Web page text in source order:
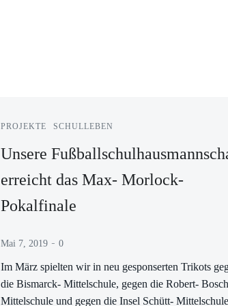
PROJEKTE SCHULLEBEN
Unsere
erreicht das Max- Morlock-
Pokalfinale
Mai 7, 2019 - 0
Im März spielten wir in neu gesponserten Trikots
die Bismarck- Mittelschule, gegen die Robert-
Mittelschule und gegen die Insel Schütt-